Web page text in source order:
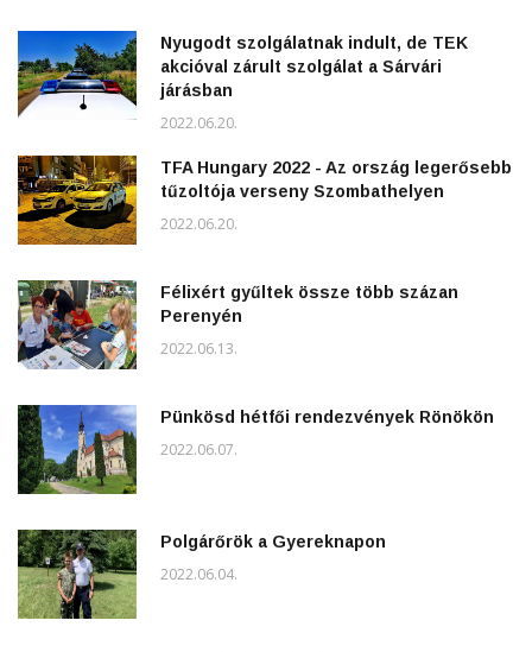
Nyugodt szolgálatnak indult, de TEK
akcióval zárult szolgálat a Sárvári
járásban
2022.06.20.
TFA Hungary 2022 - Az ország legerősebb
tűzoltója verseny Szombathelyen
2022.06.20.
Félixért gyűltek össze több százan
Perenyén
2022.06.13.
Pünkösd hétfői rendezvények Rönökön
2022.06.07.
Polgárőrök a Gyereknapon
2022.06.04.